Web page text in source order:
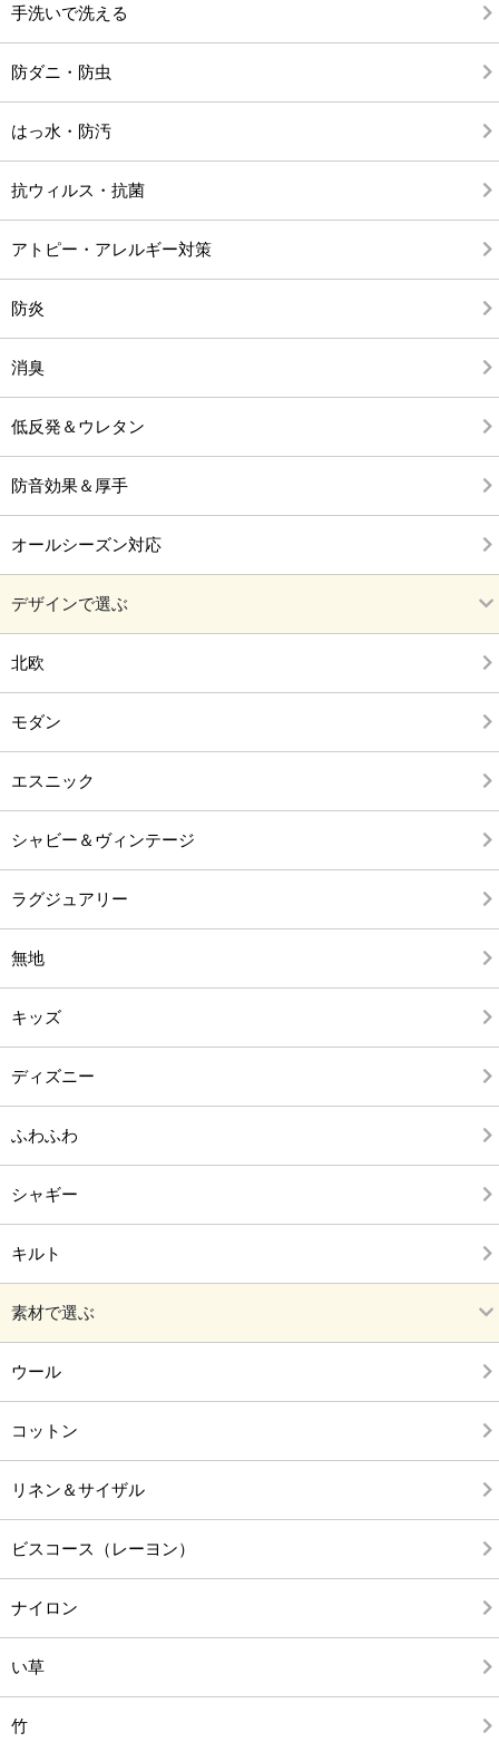
手洗いで洗える
防ダニ・防虫
はっ水・防汚
抗ウィルス・抗菌
アトピー・アレルギー対策
防炎
消臭
低反発＆ウレタン
防音効果＆厚手
オールシーズン対応
デザインで選ぶ
北欧
モダン
エスニック
シャビー＆ヴィンテージ
ラグジュアリー
無地
キッズ
ディズニー
ふわふわ
シャギー
キルト
素材で選ぶ
ウール
コットン
リネン＆サイザル
ビスコース（レーヨン）
ナイロン
い草
竹